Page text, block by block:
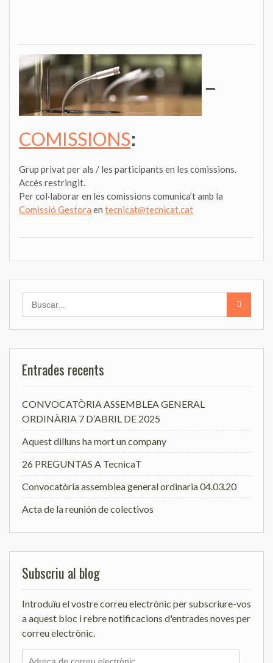
–
COMISSIONS:
Grup privat per als / les participants en les comissions.
Accés restringit.
Per col·laborar en les comissions comunica’t amb la
Comissió Gestora en tecnicat@tecnicat.cat
Entrades recents
CONVOCATÒRIA ASSEMBLEA GENERAL
ORDINÀRIA 7 D’ABRIL DE 2025
Aquest dilluns ha mort un company
26 PREGUNTAS A TecnicaT
Convocatòria assemblea general ordinaria 04.03.20
Acta de la reunión de colectivos
Subscriu al blog
Introduïu el vostre correu electrònic per subscriure-vos
a aquest bloc i rebre notificacions d'entrades noves per
correu electrònic.
Adreça